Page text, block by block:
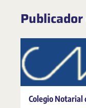
Colegio Notarial